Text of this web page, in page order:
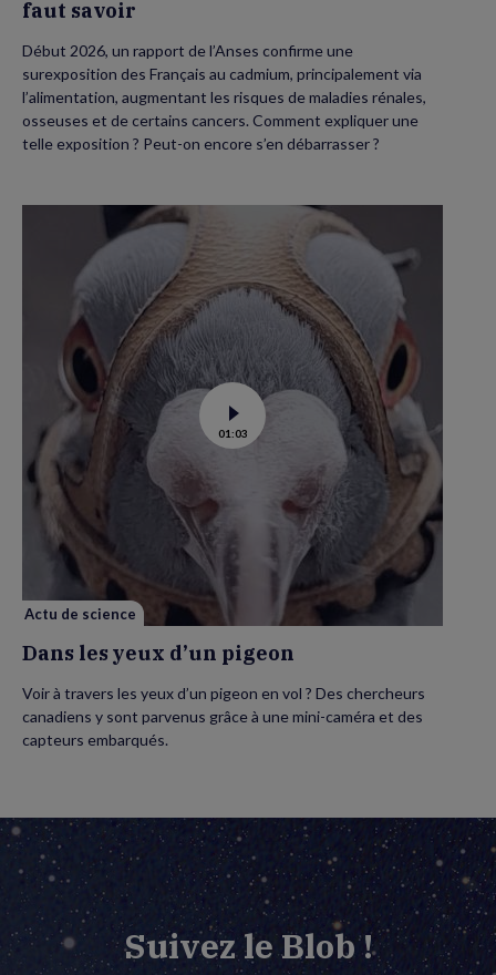
faut savoir
Début 2026, un rapport de l’Anses confirme une
surexposition des Français au cadmium, principalement via
l’alimentation, augmentant les risques de maladies rénales,
osseuses et de certains cancers. Comment expliquer une
telle exposition ? Peut-on encore s’en débarrasser ?
Voir
la
vidéo
01:03
Actu de science
Dans les yeux d’un pigeon
Voir à travers les yeux d’un pigeon en vol ? Des chercheurs
canadiens y sont parvenus grâce à une mini-caméra et des
capteurs embarqués.
Suivez le Blob !